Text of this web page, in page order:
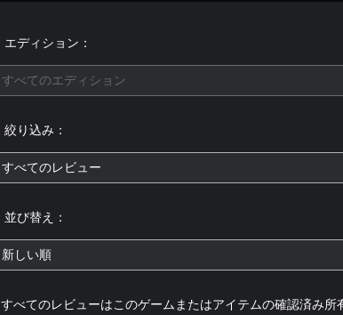
エディション：
すべてのエディション
絞り込み：
すべてのレビュー
並び替え：
新しい順
すべてのレビューはこのゲームまたはアイテムの確認済み